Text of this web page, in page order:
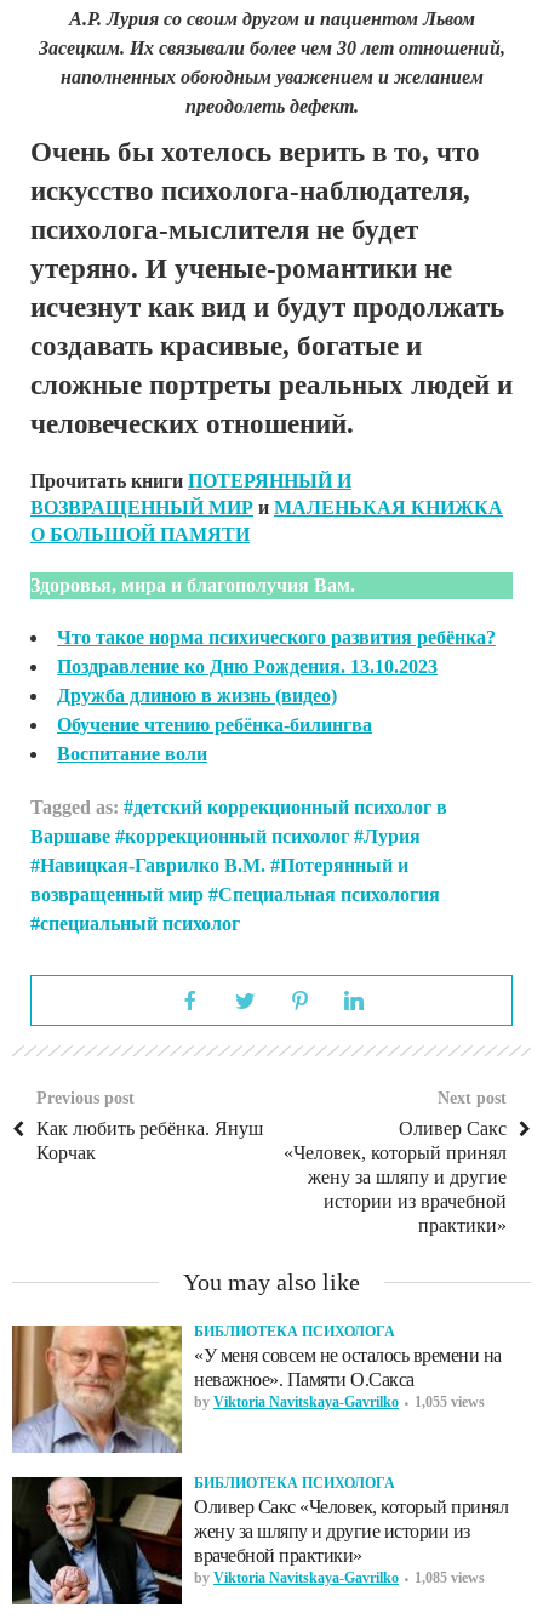
А.Р. Лурия со своим другом и пациентом Львом
Засецким. Их связывали более чем 30 лет отношений,
наполненных обоюдным уважением и желанием
преодолеть дефект.
Очень бы хотелось верить в то, что
искусство психолога-наблюдателя,
психолога-мыслителя не будет
утеряно. И ученые-романтики не
исчезнут как вид и будут продолжать
создавать красивые, богатые и
сложные портреты реальных людей и
человеческих отношений.
Прочитать книги ПОТЕРЯННЫЙ И
ВОЗВРАЩЕННЫЙ МИР и МАЛЕНЬКАЯ КНИЖКА
О БОЛЬШОЙ ПАМЯТИ
Здоровья, мира и благополучия Вам.
Что такое норма психического развития ребёнка?
Поздравление ко Дню Рождения. 13.10.2023
Дружба длиною в жизнь (видео)
Обучение чтению ребёнка-билингва
Воспитание воли
Tagged as:
детский коррекционный психолог в
Варшаве
коррекционный психолог
Лурия
Навицкая-Гаврилко В.М.
Потерянный и
возвращенный мир
Специальная психология
специальный психолог
Previous post
Как любить ребёнка. Януш
Корчак
Next post
Оливер Сакс
«Человек, который принял
жену за шляпу и другие
истории из врачебной
практики»
You may also like
БИБЛИОТЕКА ПСИХОЛОГА
«У меня совсем не осталось времени на
неважное». Памяти О.Сакса
by Viktoria Navitskaya-Gavrilko 1,055 views
БИБЛИОТЕКА ПСИХОЛОГА
Оливер Сакс «Человек, который принял
жену за шляпу и другие истории из
врачебной практики»
by Viktoria Navitskaya-Gavrilko 1,085 views